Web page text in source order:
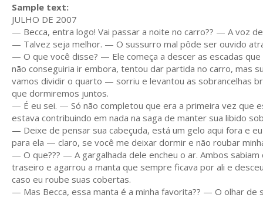
Sample text:
JULHO DE 2007
— Becca, entra logo! Vai passar a noite no carro?? — A voz
— Talvez seja melhor. — O sussurro mal pôde ser ouvido
— O que você disse? — Ele começa a descer as escadas
não conseguiria ir embora, tentou dar partida no carro, mas
vamos dividir o quarto — sorriu e levantou as sobrancelhas
que dormiremos juntos.
— É eu sei. — Só não completou que era a primeira vez que
estava contribuindo em nada na saga de manter sua libido
— Deixe de pensar sua cabeçuda, está um gelo aqui fora e
para ela — claro, se você me deixar dormir e não roubar
— O que??? — A gargalhada dele encheu o ar. Ambos
traseiro e agarrou a manta que sempre ficava por ali e
caso eu roube suas cobertas.
— Mas Becca, essa manta é a minha favorita?? — O olhar de